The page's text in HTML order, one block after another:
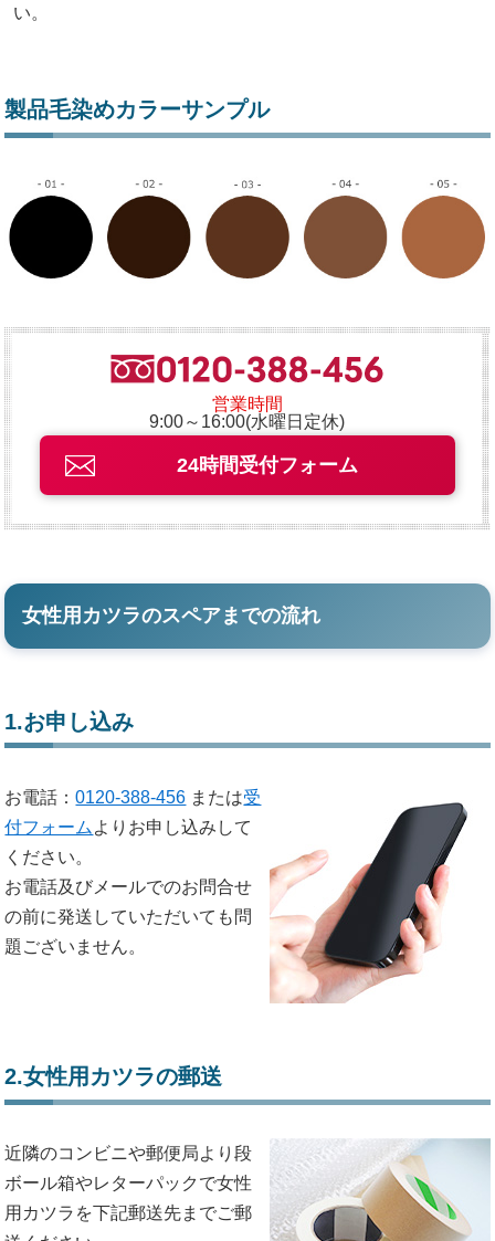
い。
製品毛染めカラーサンプル
営業時間
9:00～16:00(水曜日定休)
24時間受付フォーム
女性用カツラのスペアまでの流れ
1.お申し込み
お電話：0120-388-456 または受
付フォームよりお申し込みして
ください。
お電話及びメールでのお問合せ
の前に発送していただいても問
題ございません。
2.女性用カツラの郵送
近隣のコンビニや郵便局より段
ボール箱やレターパックで女性
用カツラを下記郵送先までご郵